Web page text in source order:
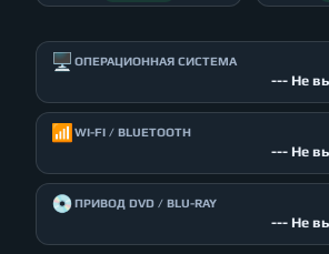
🖥️ ОПЕРАЦИОННАЯ СИСТЕМА
--- Не
📶 WI-FI / BLUETOOTH
--- Не
💿ПРИВОД DVD / BLU-RAY
--- Не